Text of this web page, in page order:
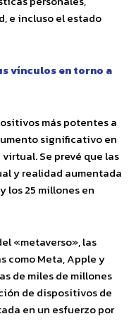
e incluso el estado
vínculos en torno a
más potentes a
significativo en
Se prevé que las
y realidad aumentada
los 25 millones en
«metaverso», las
como Meta, Apple y
de miles de millones
de dispositivos de
en un esfuerzo por